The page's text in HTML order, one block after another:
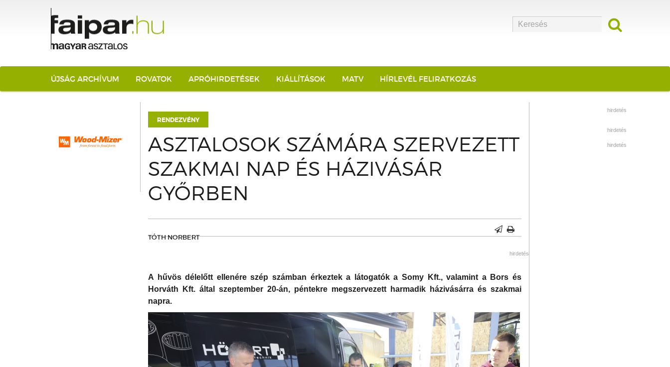
ÚJSÁG ARCHÍVUM ROVATOK APRÓHIRDETÉSEK KIÁLLÍTÁSOK MATV HÍRLEVÉL FELIRATKOZÁS
RENDEZVÉNY
ASZTALOSOK SZÁMÁRA SZERVEZETT
SZAKMAI NAP ÉS HÁZIVÁSÁR
GYŐRBEN
TÓTH NORBERT
hirdetés
A hűvös délelőtt ellenére szép számban érkeztek a látogatók a Somy Kft., valamint a Bors és
Horváth Kft. által szeptember 20-án, péntekre megszervezett harmadik házivásárra és szakmai
napra.
hirdetés
hirdetés
hirdetés